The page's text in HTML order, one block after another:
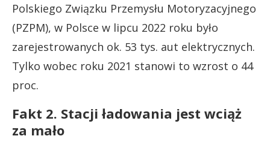
Polskiego Związku Przemysłu Motoryzacyjnego
(PZPM), w Polsce w lipcu 2022 roku było
zarejestrowanych ok. 53 tys. aut elektrycznych.
Tylko wobec roku 2021 stanowi to wzrost o 44
proc.
Fakt 2. Stacji ładowania jest wciąż
za mało